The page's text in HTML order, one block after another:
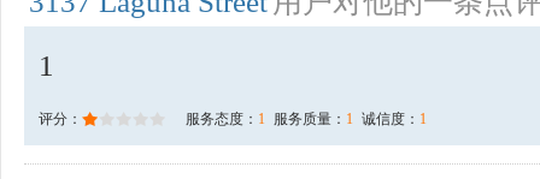
1
评分： 服务态度： 1 服务质量： 1 诚信度： 1